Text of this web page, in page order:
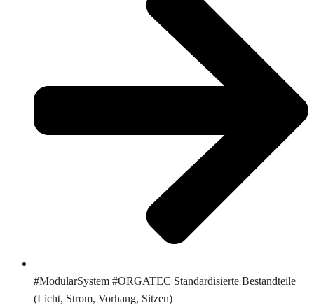
#ModularSystem #ORGATEC Standardisierte Bestandteile
(Licht, Strom, Vorhang, Sitzen)